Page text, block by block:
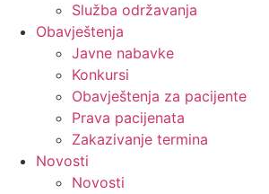
Služba održavanja
Obavještenja
Javne nabavke
Konkursi
Obavještenja za pacijente
Prava pacijenata
Zakazivanje termina
Novosti
Novosti